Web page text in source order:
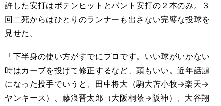
許した安打はポテンヒットとバント安打の２本のみ。３
回二死からはひとりのランナーも出さない完璧な投球を
見せた。
「下半身の使い方がすでにプロです。いい球がいかない
時はカーブを投げて修正するなど、頭もいい。近年話題
になった投手でいうと、田中将大（駒大苫小牧→楽天→
ヤンキース）、藤浪晋太郎（大阪桐蔭→阪神）、大谷翔